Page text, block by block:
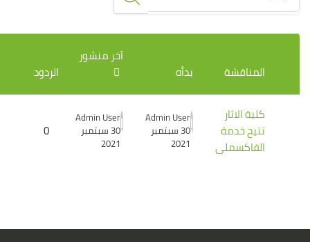
قائمة المناقشات. يتم إظهار 1 من 1 مناقشة/مناقشات.
المناقشة
بدأه
آخر منشور
الردود
كلية الاثار
تتيح خدمة
الفاكسملى
Admin User
30 سبتمبر
2021
Admin User
30 سبتمبر
2021
0